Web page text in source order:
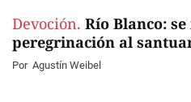
Devoción. Río Blanco:
peregrinación al
Por Agustín Weibel